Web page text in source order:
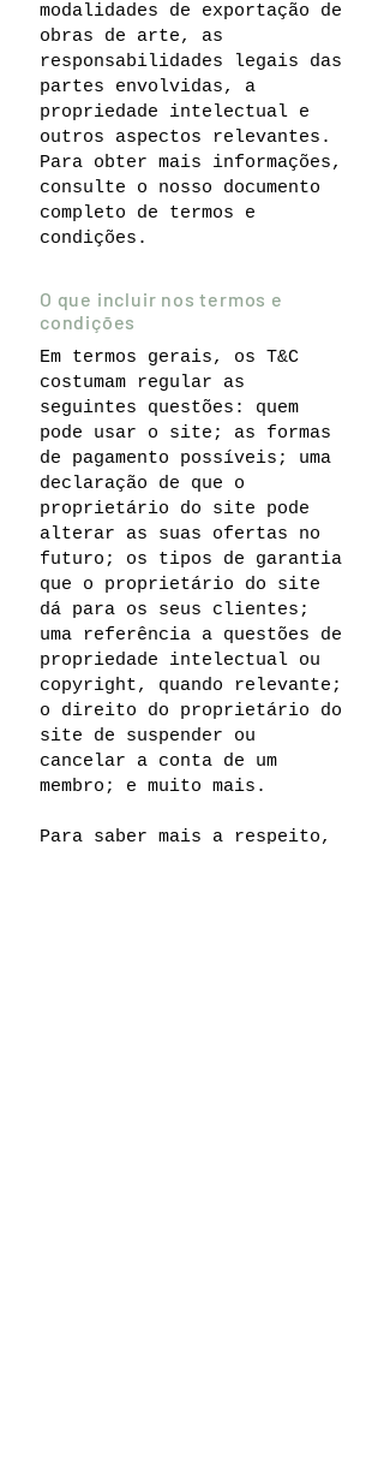
modalidades de exportação de
obras de arte, as
responsabilidades legais das
partes envolvidas, a
propriedade intelectual e
outros aspectos relevantes.
Para obter mais informações,
consulte o nosso documento
completo de termos e
condições.
O que incluir nos termos e
condições
Em termos gerais, os T&C
costumam regular as
seguintes questões: quem
pode usar o site; as formas
de pagamento possíveis; uma
declaração de que o
proprietário do site pode
alterar as suas ofertas no
futuro; os tipos de garantia
que o proprietário do site
dá para os seus clientes;
uma referência a questões de
propriedade intelectual ou
copyright, quando relevante;
o direito do proprietário do
site de suspender ou
cancelar a conta de um
membro; e muito mais.
Para saber mais a respeito,